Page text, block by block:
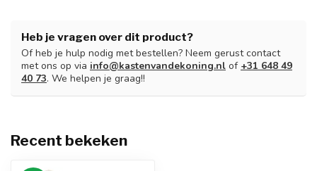
Heb je vragen over dit product?
Of heb je hulp nodig met bestellen? Neem gerust contact
met ons op via info@kastenvandekoning.nl of +31 648 49
40 73. We helpen je graag!!
Recent bekeken